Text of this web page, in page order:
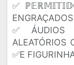
✅ÁUDIOS
ALEATÓRIOS
✅E